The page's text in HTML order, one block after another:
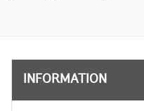
INFORMATION